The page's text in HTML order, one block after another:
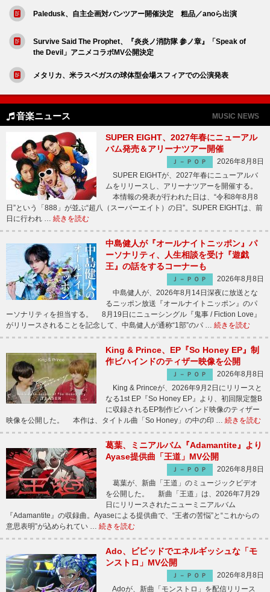
Paledusk、自主企画対バンツアー開催決定 粗品／anoら出演
Survive Said The Prophet、『炎炎ノ消防隊 参ノ章』「Speak of
the Devil」アニメコラボMV公開決定
メタリカ、米ラスベガスの球体型会場スフィアでの公演発表
音楽ニュース MUSIC NEWS
SUPER EIGHT、2027年春にニューアル
バム発売＆アリーナツアー開催
Ｊ－ＰＯＰ
2026年8月8日
SUPER EIGHTが、2027年春にニューアルバ
ムをリリースし、アリーナツアーを開催する。
本情報の発表が行われた日は、“令和8年8月8
日”という「888」が並ぶ“超八（スーパーエイト）の日”。SUPER EIGHTは、前
日に行われ … 続きを読む
中島健人が『オールナイトニッポン』パ
ーソナリティ、人生相談を受け『遊戯
王』の話をするコーナーも
Ｊ－ＰＯＰ
2026年8月8日
中島健人が、2026年8月14日深夜に放送とな
るニッポン放送『オールナイトニッポン』のパ
ーソナリティを担当する。 8月19日にニューシングル『鬼事 / Fiction Love』
がリリースされることを記念して、中島健人が通称“1部”のパ … 続きを読む
King & Prince、EP『So Honey EP』制
作ビハインドのティザー映像を公開
Ｊ－ＰＯＰ
2026年8月8日
King & Princeが、2026年9月2日にリリースと
なる1st EP『So Honey EP』より、初回限定盤B
に収録されるEP制作ビハインド映像のティザー
映像を公開した。 本作は、タイトル曲「So Honey」の中の印 … 続きを読む
葛葉、ミニアルバム『Adamantite』より
Ayase提供曲「王道」MV公開
Ｊ－ＰＯＰ
2026年8月8日
葛葉が、新曲「王道」のミュージックビデオ
を公開した。 新曲「王道」は、2026年7月29
日にリリースされたニューミニアルバム
『Adamantite』の収録曲。Ayaseによる提供曲で、“王者の苦悩”と“これからの
意思表明”が込められてい … 続きを読む
Ado、ビビッドでエネルギッシュな「モ
ンストロ」MV公開
Ｊ－ＰＯＰ
2026年8月8日
Adoが、新曲「モンストロ」を配信リリース